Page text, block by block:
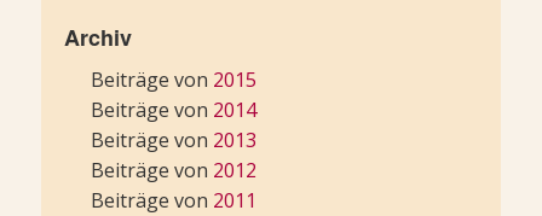
Archiv
Beiträge von 2015
Beiträge von 2014
Beiträge von 2013
Beiträge von 2012
Beiträge von 2011